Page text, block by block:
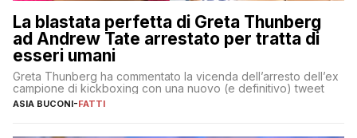
La blastata perfetta di Greta Thunberg
ad Andrew Tate arrestato per tratta di
esseri umani
Greta Thunberg ha commentato la vicenda dell’arresto dell’ex
campione di kickboxing con una nuovo (e definitivo) tweet
ASIA BUCONI-FATTI